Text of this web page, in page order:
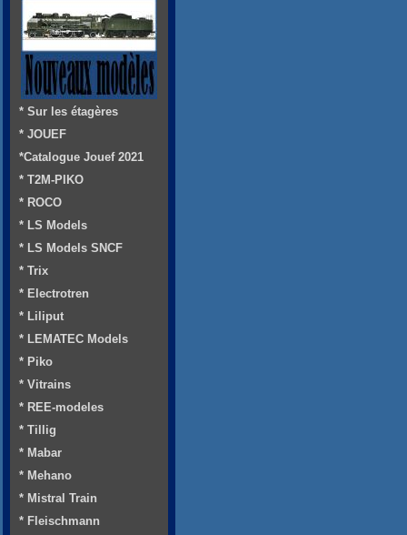
* Sur les étagères
* JOUEF
*Catalogue Jouef 2021
* T2M-PIKO
* ROCO
* LS Models
* LS Models SNCF
* Trix
* Electrotren
* Liliput
* LEMATEC Models
* Piko
* Vitrains
* REE-modeles
* Tillig
* Mabar
* Mehano
* Mistral Train
* Fleischmann